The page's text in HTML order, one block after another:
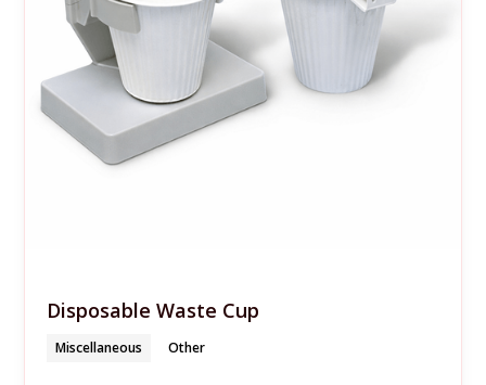
Disposable Waste Cup
Miscellaneous Other